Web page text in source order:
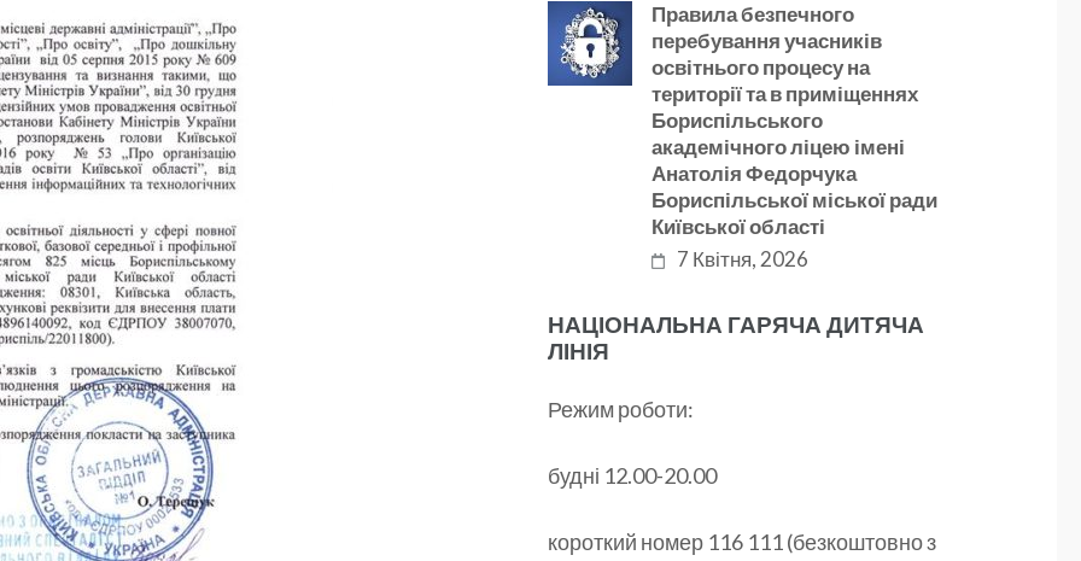
Правила безпечного
перебування учасників
освітнього процесу на
території та в приміщеннях
Бориспільського
академічного ліцею імені
Анатолія Федорчука
Бориспільської міської ради
Київської області
7 Квітня, 2026
НАЦІОНАЛЬНА ГАРЯЧА ДИТЯЧА
ЛІНІЯ
Режим роботи:
будні 12.00-20.00
короткий номер 116 111 (безкоштовно з